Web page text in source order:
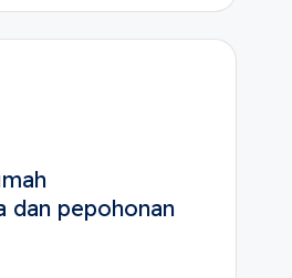
dan pepohonan